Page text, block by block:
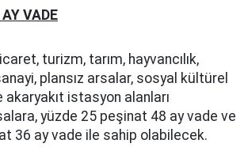
VADE
turizm, tarım, hayvancılık,
plansız arsalar, sosyal kültürel
akaryakıt istasyon alanları
yüzde 25 peşinat 48 ay vade ve
36 ay vade ile sahip olabilecek.